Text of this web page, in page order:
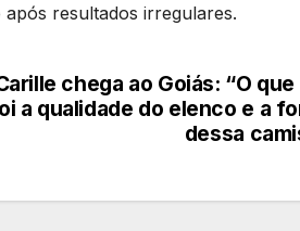
resultados irregulares.
chega ao Goiás: “O que
a qualidade do elenco e a
dessa